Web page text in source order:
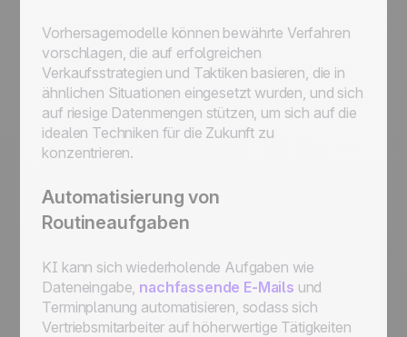
Vorhersagemodelle können bewährte Verfahren
vorschlagen, die auf erfolgreichen
Verkaufsstrategien und Taktiken basieren, die in
ähnlichen Situationen eingesetzt wurden, und sich
auf riesige Datenmengen stützen, um sich auf die
idealen Techniken für die Zukunft zu
konzentrieren.
Automatisierung von
Routineaufgaben
KI kann sich wiederholende Aufgaben wie
Dateneingabe, nachfassende E-Mails und
Terminplanung automatisieren, sodass sich
Vertriebsmitarbeiter auf höherwertige Tätigkeiten